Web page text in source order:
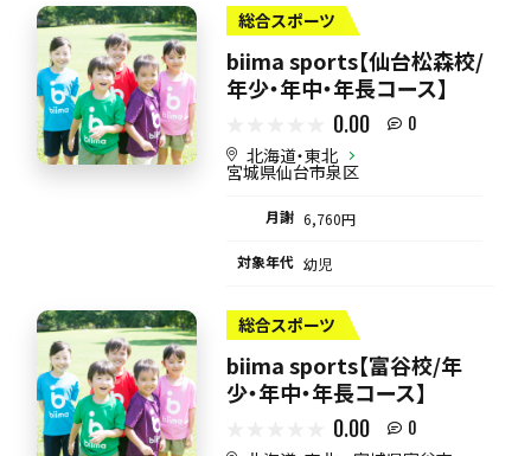
総合スポーツ
biima sports【仙台松森校/
年少・年中・年長コース】
0.00 0
北海道・東北
宮城県仙台市泉区
月謝 6,760円
対象年代 幼児
総合スポーツ
biima sports【富谷校/年
少・年中・年長コース】
0.00 0